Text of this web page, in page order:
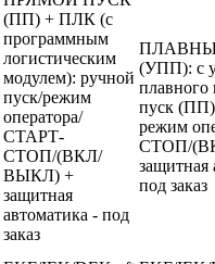
(ПП) + ПЛК (с
программным
логистическим
модулем): ручной
пуск/режим
оператора/
СТАРТ-
СТОП/(ВКЛ/
ВЫКЛ) +
защитная
автоматика - под
заказ
(УПП): с
плавного
пуск
режим
СТОП/
защитная
под заказ